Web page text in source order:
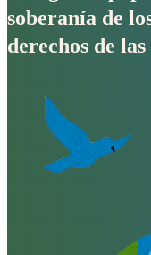
soberanía de
derechos de